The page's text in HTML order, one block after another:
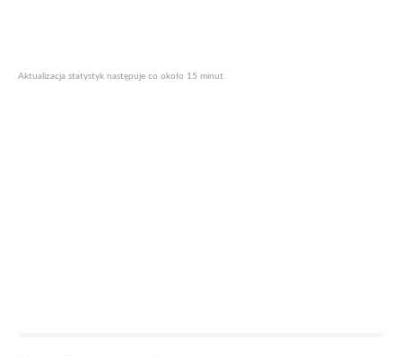
Aktualizacja statystyk następuje co około 15 minut.